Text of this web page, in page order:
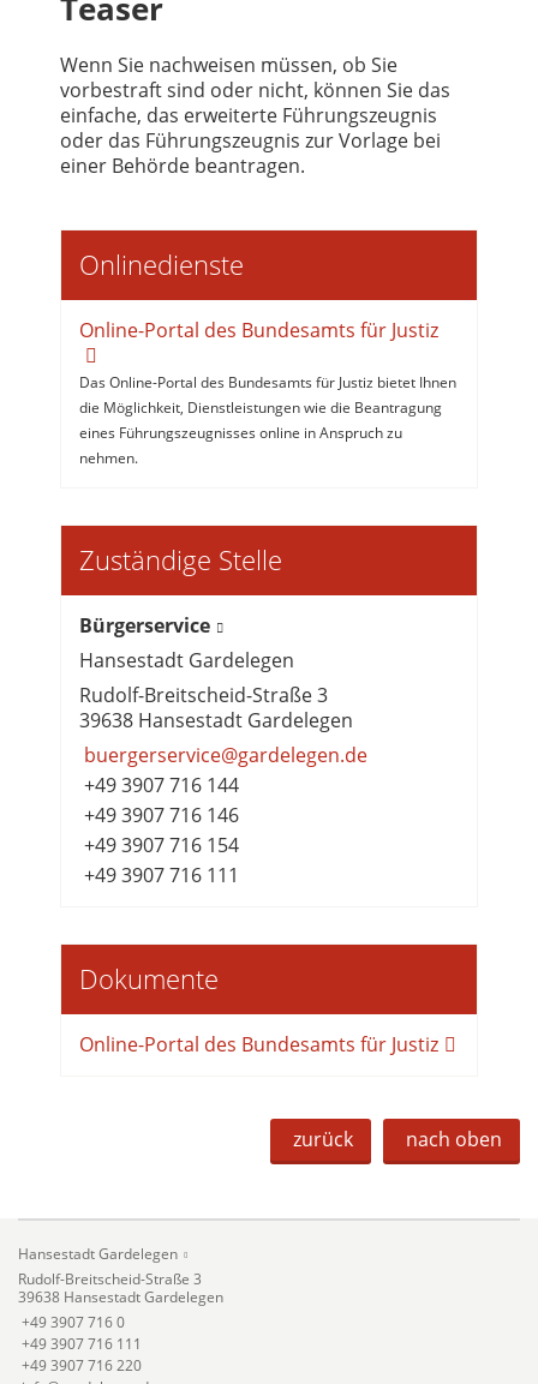
Teaser
Wenn Sie nachweisen müssen, ob Sie
vorbestraft sind oder nicht, können Sie das
einfache, das erweiterte Führungszeugnis
oder das Führungszeugnis zur Vorlage bei
einer Behörde beantragen.
Onlinedienste
Online-Portal des Bundesamts für Justiz
Das Online-Portal des Bundesamts für Justiz bietet Ihnen
die Möglichkeit, Dienstleistungen wie die Beantragung
eines Führungszeugnisses online in Anspruch zu
nehmen.
Zuständige Stelle
Bürgerservice
Hansestadt Gardelegen
Rudolf-Breitscheid-Straße 3
39638 Hansestadt Gardelegen
buergerservice@gardelegen.de
+49 3907 716 144
+49 3907 716 146
+49 3907 716 154
+49 3907 716 111
Dokumente
Online-Portal des Bundesamts für Justiz
zurück nach oben
Hansestadt Gardelegen
Rudolf-Breitscheid-Straße 3
39638 Hansestadt Gardelegen
+49 3907 716 0
+49 3907 716 111
+49 3907 716 220